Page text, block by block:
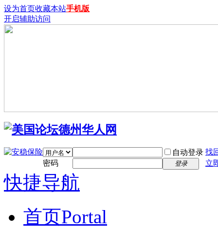
设为首页收藏本站手机版
开启辅助访问
自动登录 找
密码
登录 立
快捷导航
首页Portal